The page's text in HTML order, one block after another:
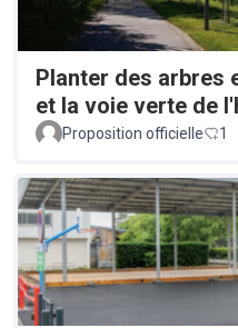
Planter des arbres
et la voie verte de
Proposition officielle 1